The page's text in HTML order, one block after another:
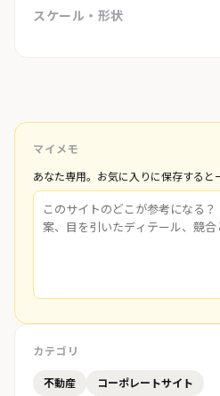
スケール・形状
マイメモ
あなた専用。お気に入りに保存すると
カテゴリ
不動産 コーポレートサイト